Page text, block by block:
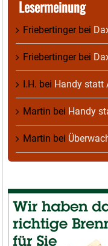
Lesermeinung
Friebertingerbei
Friebertingerbei
I.H. bei Handy statt
Martin bei Handy
Martin bei